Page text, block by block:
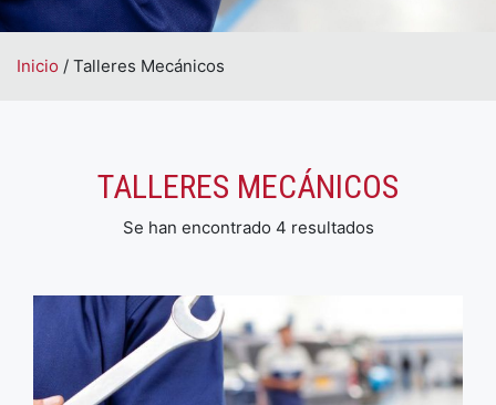
Inicio / Talleres Mecánicos
TALLERES MECÁNICOS
Se han encontrado 4 resultados